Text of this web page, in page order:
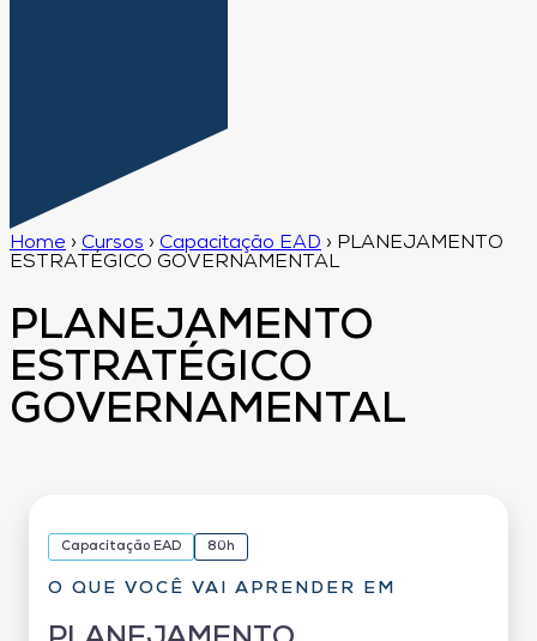
Home › Cursos › Capacitação EAD › PLANEJAMENTO
ESTRATÉGICO GOVERNAMENTAL
PLANEJAMENTO
ESTRATÉGICO
GOVERNAMENTAL
Capacitação EAD 80h
O QUE VOCÊ VAI APRENDER EM